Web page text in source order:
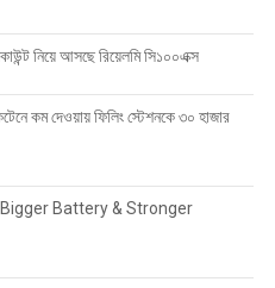
নিয়ে আসছে রিয়েলমি সি১০০এক্স
কম দেওয়ায় ফিলিং স্টেশনকে ৩০ হাজার
Battery & Stronger